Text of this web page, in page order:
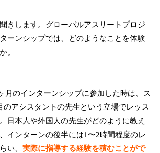
きします。グローバルアスリートプロジ
ーンシップでは、どのようなことを体験
。
月のインターンシップに参加した時は、ス
のアシスタントの先生という立場でレッス
日本人や外国人の先生がどのように教え
インターンの後半には1〜2時間程度のレ
い、実際に指導する経験を積むことがで